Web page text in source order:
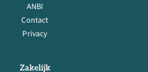
ANBI
Contact
Privacy
Zakelijk